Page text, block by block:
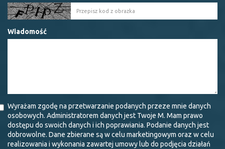
Wiadomość
Wyrażam zgodę na przetwarzanie podanych przeze mnie danych
osobowych. Administratorem danych jest Twoje M. Mam prawo
dostępu do swoich danych i ich poprawiania. Podanie danych jest
dobrowolne. Dane zbierane są w celu marketingowym oraz w celu
realizowania i wykonania zawartej umowy lub do podjęcia działań